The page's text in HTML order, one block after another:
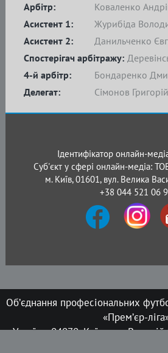
Арбітр:
Коваленко
Асистент 1:
Журибіда
Асистент 2:
Данильченко
4-й арбітр:
Бондаренко
Делегат:
Сімонов Григорій
Спостерігач арбітражу:
Ідентифікатор онлайн-
Суб'єкт у сфері онлайн-медіа:
м. Київ, 01601, вул. Велика
+38 044 521 06
Об’єднання професіональних
«Прем’єр-
Україна, 04070, Київ, вул.